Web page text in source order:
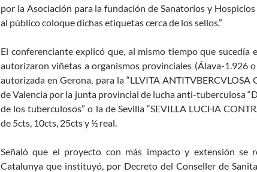
por la Asociación para la fundación de Sanatorios y
al público coloque dichas etiquetas cerca de los sellos.”
El conferenciante explicó que, al mismo tiempo que sucedía
autorizaron viñetas a organismos provinciales (Álava-1.926
autorizada en Gerona, para la “LLVITA ANTITVBERCVLOSA
de Valencia por la junta provincial de lucha anti-tuberculosa
de los tuberculosos” o la de Sevilla “SEVILLA LUCHA
de 5cts, 10cts, 25cts y ½ real.
Señaló que el proyecto con más impacto y extensión se
Catalunya que instituyó, por Decreto del Conseller de